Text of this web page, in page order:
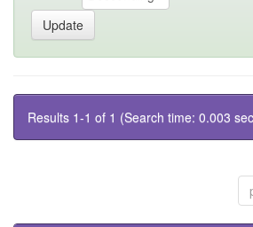
Results 1-1 of 1 (Search time: 0.003